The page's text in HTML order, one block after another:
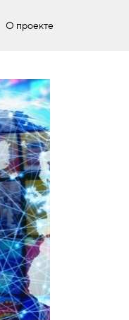
О проекте